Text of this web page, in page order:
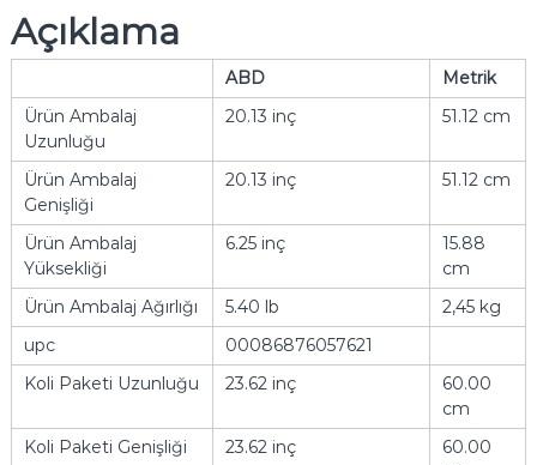
Açıklama
ABD
Metrik
Ürün Ambalaj
Uzunluğu
20.13 inç 51.12 cm
Ürün Ambalaj
Genişliği
20.13 inç 51.12 cm
Ürün Ambalaj
Yüksekliği
6.25 inç
15.88
cm
Ürün Ambalaj Ağırlığı
5.40 lb
2,45 kg
upc
00086876057621
Koli Paketi Uzunluğu
23.62 inç
60.00
cm
Koli Paketi Genişliği
23.62 inç
60.00